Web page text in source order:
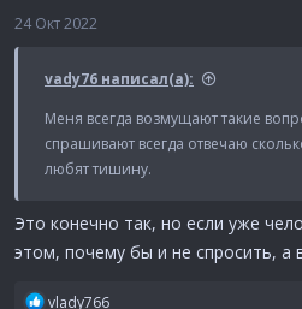
24 Окт 2022
vady76 написал(а):
Меня всегда возмущают такие
спрашивают всегда отвечаю
любят тишину.
Это конечно так, но если уже
этом, почему бы и не спросить, а
Р
vlady766